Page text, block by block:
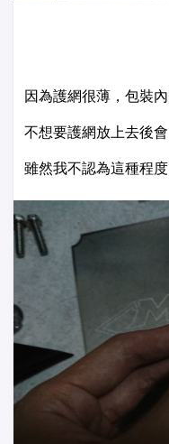
因為護網很薄，包裝
不想要護網放上去後
雖然我不認為這種程